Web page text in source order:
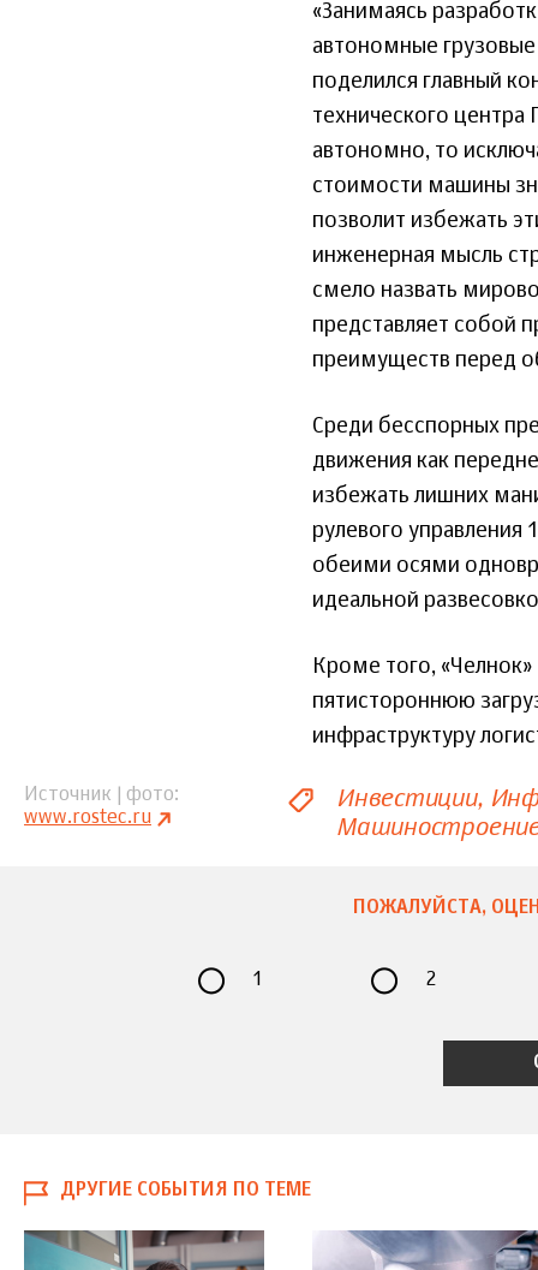
«Занимаясь
автономные
поделился главный
технического
автономно, то
стоимости машины
позволит избежать
инженерная мысль
смело назвать
представляет собой
преимуществ перед
Среди бесспорных
движения как
избежать лишних
рулевого
обеими осями
идеальной
Кроме того,
пятистороннюю
инфраструктуру
Источник | фото
www.rostec.ru
Инвестиции
ПОЖАЛУЙСТА,
1 2
ДРУГИЕ СОБЫТИЯ ПО ТЕМЕ